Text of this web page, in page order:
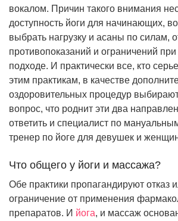
вокалом. Причин такого внимания
доступность йоги для начинающих,
выбрать нагрузку и асаны по силам,
противопоказаний и ограничений
подходе. И практически все, кто
этим практикам, в качестве
оздоровительных процедур
вопрос, что роднит эти два
ответить и специалист по
тренер по йоге для девушек и
Что общего у йоги и массажа?
Обе практики пропагандируют отказ
ограничение от применения
препаратов. И йога, и массаж